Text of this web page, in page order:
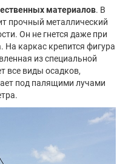
материалов. В
прочный металлический
Он не гнется даже при
каркас крепится фигура
из специальной
все виды осадков,
под палящими лучами